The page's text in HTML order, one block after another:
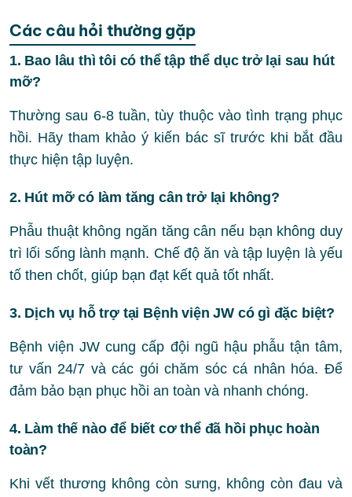
Các câu hỏi thường gặp
1. Bao lâu thì tôi có thể tập thể dục trở lại sau hút
mỡ?
Thường sau 6-8 tuần, tùy thuộc vào tình trạng phục
hồi. Hãy tham khảo ý kiến bác sĩ trước khi bắt đầu
thực hiện tập luyện.
2. Hút mỡ có làm tăng cân trở lại không?
Phẫu thuật không ngăn tăng cân nếu bạn không duy
trì lối sống lành mạnh. Chế độ ăn và tập luyện là yếu
tố then chốt, giúp bạn đạt kết quả tốt nhất.
3. Dịch vụ hỗ trợ tại Bệnh viện JW có gì đặc biệt?
Bệnh viện JW cung cấp đội ngũ hậu phẫu tận tâm,
tư vấn 24/7 và các gói chăm sóc cá nhân hóa. Để
đảm bảo bạn phục hồi an toàn và nhanh chóng.
4. Làm thế nào để biết cơ thể đã hồi phục hoàn
toàn?
Khi vết thương không còn sưng, không còn đau và